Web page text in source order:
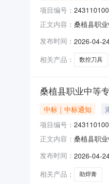
项目编号：
正文内容： 桑植县职
间：-二、
码
发布时间： 2026-04-
相关产品：
数控刀具
桑植县职业中等
中标｜中标通知
项目编号：
正文内容： 桑植县职
二、采购
发布时间： 2026-04-
相关产品：
助焊膏